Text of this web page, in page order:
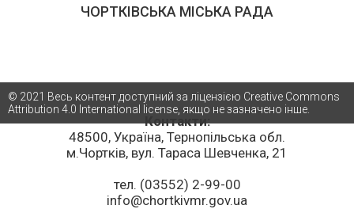
ЧОРТКІВСЬКА МІСЬКА РАДА
Контакти:
48500, Україна, Тернопільська обл.
м.Чортків, вул. Тараса Шевченка, 21
тел. (03552) 2-99-00
info@chortkivmr.gov.ua
© 2021 Весь контент доступний за ліцензією Creative Commons
Attribution 4.0 International license, якщо не зазначено інше.